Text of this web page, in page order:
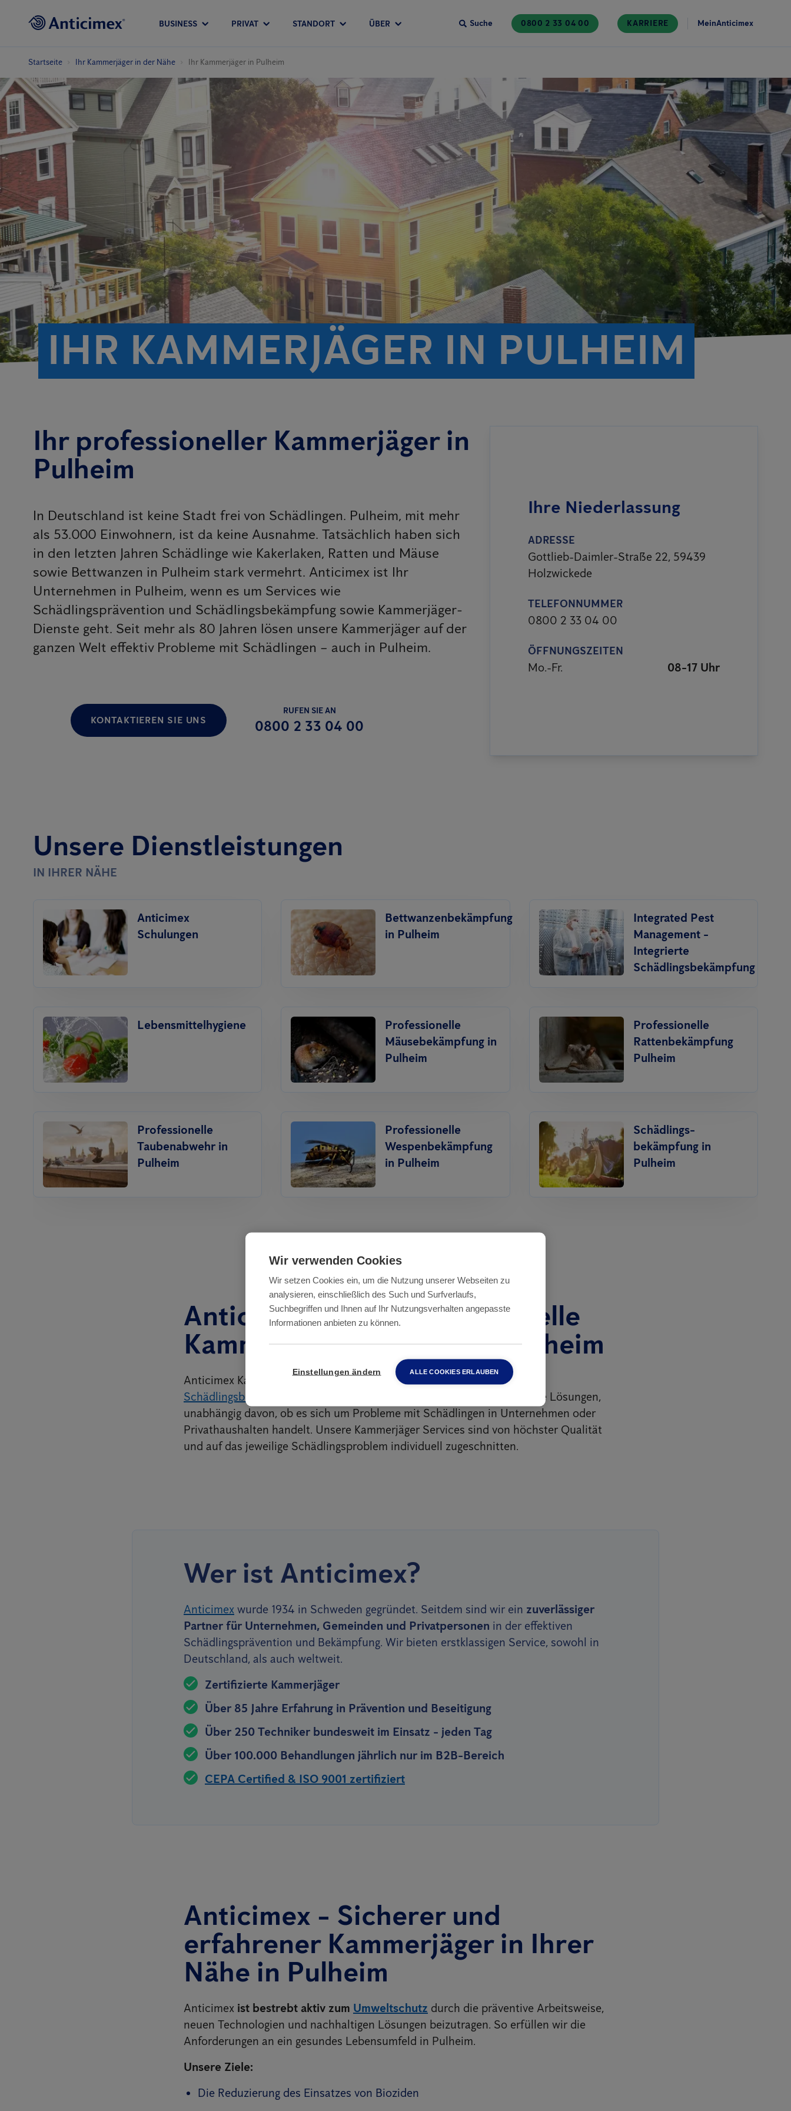
BUSINESS PRIVAT STANDORT ÜBER Suche 0800 2 33 04 00 KARRIERE MeinAnticimex
Startseite Ihr Kammerjäger in der Nähe Ihr Kammerjäger in Pulheim
IHR KAMMERJÄGER IN PULHEIM
Ihr professioneller Kammerjäger in
Pulheim
In Deutschland ist keine Stadt frei von Schädlingen. Pulheim, mit mehr
als 53.000 Einwohnern, ist da keine Ausnahme. Tatsächlich haben sich
in den letzten Jahren Schädlinge wie Kakerlaken, Ratten und Mäuse
sowie Bettwanzen in Pulheim stark vermehrt. Anticimex ist Ihr
Unternehmen in Pulheim, wenn es um Services wie
Schädlingsprävention und Schädlingsbekämpfung sowie Kammerjäger-
Dienste geht. Seit mehr als 80 Jahren lösen unsere Kammerjäger auf der
ganzen Welt effektiv Probleme mit Schädlingen – auch in Pulheim.
KONTAKTIEREN SIE UNS
RUFEN SIE AN
0800 2 33 04 00
Ihre Niederlassung
ADRESSE
Gottlieb-Daimler-Straße 22, 59439
Holzwickede
TELEFONNUMMER
0800 2 33 04 00
ÖFFNUNGSZEITEN
Mo.-Fr. 08-17 Uhr
Unsere Dienstleistungen
IN IHRER NÄHE
Anticimex
Schulungen
Bettwanzenbekämpfung
in Pulheim
Integrated Pest
Management -
Integrierte
Schädlingsbekämpfung
Lebensmittelhygiene
Professionelle
Mäusebekämpfung in
Pulheim
Professionelle
Ratten­bekämpfung
Pulheim
Professionelle
Taubenabwehr in
Pulheim
Professionelle
Wespenbekämpfung
in Pulheim
Schädlings­
bekämpfung in
Pulheim
Anticimex bietet professionelle
Kammerjäger Services inPulheim
Anticimex Kammerjäger haben sich auf die effiziente und nachhaltige
Schädlingsbekämpfung in Pulheim
spezialisiert. Wir bieten verschiedene Lösungen,
unabhängig davon, ob es sich um Probleme mit Schädlingen in Unternehmen oder
Privathaushalten handelt. Unsere Kammerjäger Services sind von höchster Qualität
und auf das jeweilige Schädlingsproblem individuell zugeschnitten.
Wer ist Anticimex?
Anticimex wurde 1934 in Schweden gegründet. Seitdem sind wir ein zuverlässiger
Partner für Unternehmen, Gemeinden und Privatpersonen in der effektiven
Schädlingsprävention und Bekämpfung. Wir bieten erstklassigen Service, sowohl in
Deutschland, als auch weltweit.
Zertifizierte Kammerjäger
Über 85 Jahre Erfahrung in Prävention und Beseitigung
Über 250 Techniker bundesweit im Einsatz - jeden Tag
Über 100.000 Behandlungen jährlich nur im B2B-Bereich
CEPA Certified & ISO 9001 zertifiziert
Anticimex - Sicherer und
erfahrener Kammerjäger in Ihrer
Nähe in Pulheim
Anticimex ist bestrebt aktiv zum Umweltschutz durch die präventive Arbeitsweise,
neuen Technologien und nachhaltigen Lösungen beizutragen. So erfüllen wir die
Anforderungen an ein gesundes Lebensumfeld in Pulheim.
Unsere Ziele:
Die Reduzierung des Einsatzes von Bioziden
Wir verwenden Cookies
Wir setzen Cookies ein, um die Nutzung unserer Webseiten zu
analysieren, einschließlich des Such und Surfverlaufs,
Suchbegriffen und Ihnen auf Ihr Nutzungsverhalten angepasste
Informationen anbieten zu können.
Einstellungen ändern ALLE COOKIES ERLAUBEN